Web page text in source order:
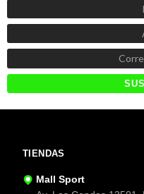
TIENDAS
Mall Sport